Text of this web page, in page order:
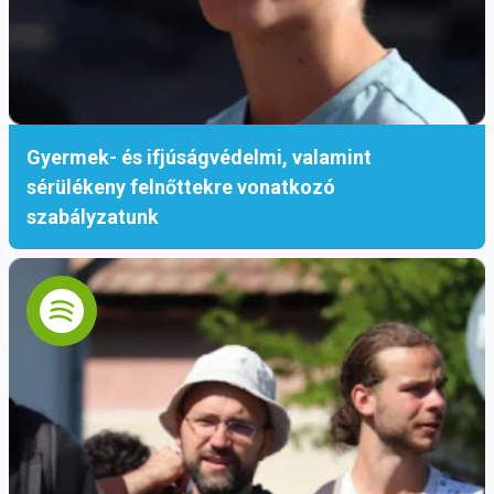
Gyermek- és ifjúságvédelmi, valamint
sérülékeny felnőttekre vonatkozó
szabályzatunk